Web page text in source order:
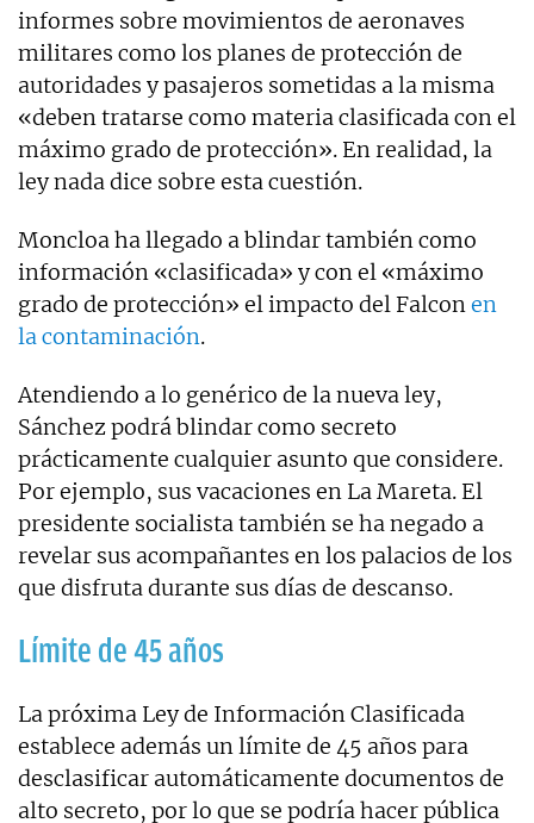
informes sobre movimientos de aeronaves
militares como los planes de protección de
autoridades y pasajeros sometidas a la misma
«deben tratarse como materia clasificada con el
máximo grado de protección». En realidad, la
ley nada dice sobre esta cuestión.
Moncloa ha llegado a blindar también como
información «clasificada» y con el «máximo
grado de protección» el impacto del Falconen
la contaminación.
Atendiendo a lo genérico de la nueva ley,
Sánchez podrá blindar como secreto
prácticamente cualquier asunto que considere.
Por ejemplo, sus vacaciones en La Mareta. El
presidente socialista también se ha negado a
revelar sus acompañantes en los palacios de los
que disfruta durante sus días de descanso.
Límite de 45 años
La próxima Ley de Información Clasificada
establece además un límite de 45 años para
desclasificar automáticamente documentos de
alto secreto, por lo que se podría hacer pública